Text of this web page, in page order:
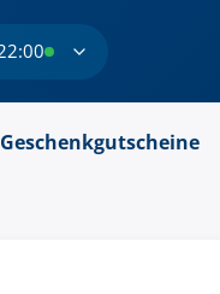
Geschenkgutscheine